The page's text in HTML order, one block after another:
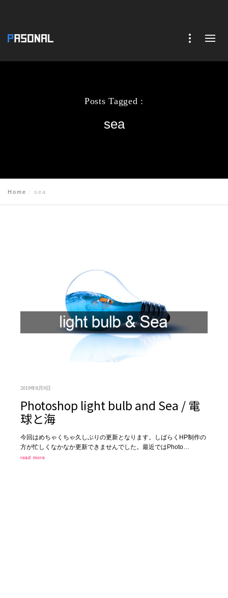
Posts Tagged :
sea
Home sea
2019年8月9日
Photoshop light bulb and Sea / 電
球と海
今回はめちゃくちゃ久しぶりの更新となります。しばらくHP制作の
方が忙しくなかなか更新できませんでした。最近ではPhoto…
read more